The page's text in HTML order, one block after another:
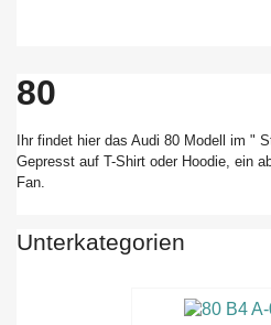
80
Ihr findet hier das Audi 80 Modell im "
Gepresst auf T-Shirt oder Hoodie, ein
Fan.
Unterkategorien